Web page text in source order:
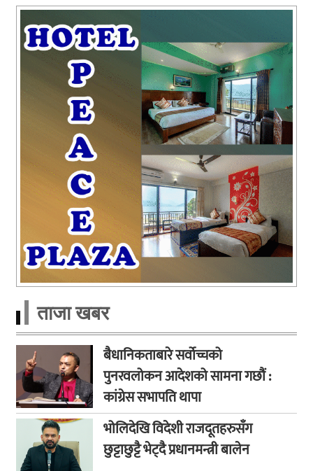
ताजा खबर
बैधानिकताबारे सर्वोच्चको
पुनरवलोकन आदेशको सामना गछौं :
कांग्रेस सभापति थापा
भोलिदेखि विदेशी राजदूतहरुसँग
छुट्टाछुट्टै भेट्दै प्रधानमन्त्री बालेन